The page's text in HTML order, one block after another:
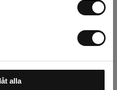
alla